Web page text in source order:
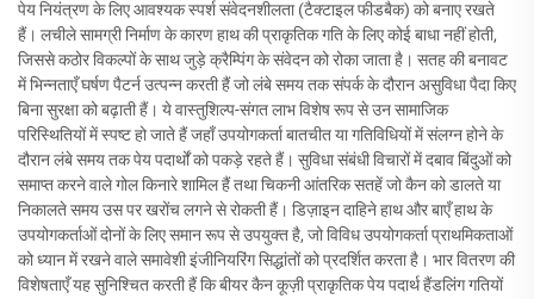
पेय नियंत्रण के लिए आवश्यक स्पर्श संवेदनशीलता (टैक्टाइल फीडबैक) को बनाए रखते
हैं। लचीले सामग्री निर्माण के कारण हाथ की प्राकृतिक गति के लिए कोई बाधा नहीं होती,
जिससे कठोर विकल्पों के साथ जुड़े क्रैम्पिंग के संवेदन को रोका जाता है। सतह की बनावट
में भिन्नताएँ घर्षण पैटर्न उत्पन्न करती हैं जो लंबे समय तक संपर्क के दौरान असुविधा पैदा किए
बिना सुरक्षा को बढ़ाती हैं। ये वास्तुशिल्प-संगत लाभ विशेष रूप से उन सामाजिक
परिस्थितियों में स्पष्ट हो जाते हैं जहाँ उपयोगकर्ता बातचीत या गतिविधियों में संलग्न होने के
दौरान लंबे समय तक पेय पदार्थों को पकड़े रहते हैं। सुविधा संबंधी विचारों में दबाव बिंदुओं को
समाप्त करने वाले गोल किनारे शामिल हैं तथा चिकनी आंतरिक सतहें जो कैन को डालते या
निकालते समय उस पर खरोंच लगने से रोकती हैं। डिज़ाइन दाहिने हाथ और बाएँ हाथ के
उपयोगकर्ताओं दोनों के लिए समान रूप से उपयुक्त है, जो विविध उपयोगकर्ता प्राथमिकताओं
को ध्यान में रखने वाले समावेशी इंजीनियरिंग सिद्धांतों को प्रदर्शित करता है। भार वितरण की
विशेषताएँ यह सुनिश्चित करती हैं कि बीयर कैन कूज़ी प्राकृतिक पेय पदार्थ हैंडलिंग गतियों